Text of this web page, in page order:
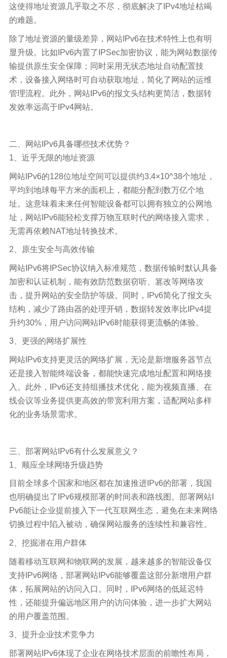
这使得地址资源几乎取之不尽，彻底解决了IPv4地址枯竭
的难题。
除了地址资源的量级差异，网站IPv6在技术特性上也有明
显升级。比如IPv6内置了IPSec加密协议，能为网站数据传
输提供原生安全保障；同时采用无状态地址自动配置技
术，设备接入网络时可自动获取地址，简化了网站的运维
管理流程。此外，网站IPv6的报文头结构更简洁，数据转
发效率远高于IPv4网站。
二、网站IPv6具备哪些技术优势？
1、近乎无限的地址资源
网站IPv6的128位地址空间可以提供约3.4×10^38个地址，
平均到地球每平方米的面积上，都能分配到数万亿个地
址。这意味着未来任何智能设备都可以拥有独立的公网地
址，网站IPv6能轻松支撑万物互联时代的网络接入需求，
无需再依赖NAT地址转换技术。
2、原生安全与高效传输
网站IPv6将IPSec协议纳入标准规范，数据传输时默认具备
加密和认证机制，能有效防范数据窃听、篡改等网络攻
击，提升网站的安全防护等级。同时，IPv6简化了报文头
结构，减少了路由器的处理开销，数据转发效率比IPv4提
升约30%，用户访问网站IPv6时能获得更流畅的体验。
3、更强的网络扩展性
网站IPv6支持更灵活的网络扩展，无论是新增服务器节点
还是接入智能终端设备，都能快速完成地址配置和网络接
入。此外，IPv6还支持组播技术优化，能为视频直播、在
线会议等业务提供更高效的带宽利用方案，适配网站多样
化的业务场景需求。
三、部署网站IPv6有什么发展意义？
1、顺应全球网络升级趋势
目前全球多个国家和地区都在加速推进IPv6的部署，我国
也明确提出了IPv6规模部署的时间表和路线图。部署网站I
Pv6能让企业提前接入下一代互联网生态，避免在未来网络
切换过程中陷入被动，确保网站服务的连续性和兼容性。
2、挖掘潜在用户群体
随着移动互联网和物联网的发展，越来越多的智能设备仅
支持IPv6网络，部署网站IPv6能够覆盖这部分新增用户群
体，拓展网站的访问入口。同时，IPv6网络的低延迟特
性，还能提升偏远地区用户的访问体验，进一步扩大网站
的用户覆盖范围。
3、提升企业技术竞争力
部署网站IPv6体现了企业在网络技术层面的前瞻性布局，